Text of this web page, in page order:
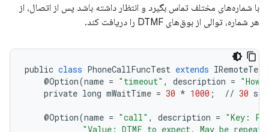
با شماره‌های مختلف تماس بگیرد و انتظار داشته باشد پس از اتصال، از
هر شماره، توالی از بوق‌های DTMF را دریافت کند.
public class PhoneCallFuncTest extends IRemoteTest
@Option(name = "timeout" , description =
private long mWaitTime = 30 * 1000 ; // 30
@Option(name = "call" , description = "Key:
"Value: DTMF to expect. May be